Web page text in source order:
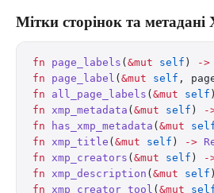
Мітки сторінок та метадані
fn page_labels ( &mut self ) ->
fn page_label ( &mut self ,
fn all_page_labels ( &mut self
fn xmp_metadata ( &mut self ) -
fn has_xmp_metadata ( &mut
fn xmp_title ( &mut self ) ->
fn xmp_creators ( &mut self ) -
fn xmp_description ( &mut self
fn xmp_creator_tool ( &mut